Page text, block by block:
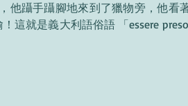
這就是義大利語俗語 「essere